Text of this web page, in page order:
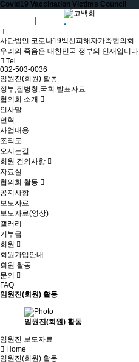
Covid19 Vaccination Victims Council
사단법인 코로나19백신피해자가족협의회
우리의 죽음은 대한민국 정부의 인재입니다
Tel
032-503-0036
임원진(회원) 활동
정부,질병청,국회 발표자료
협의회 소개
인사말
연혁
사업내용
조직도
오시는길
회원 건의사항
자료실
협의회 활동
공지사항
보도자료
보도자료(영상)
갤러리
기부금
회원
회원가입안내
회원 활동
문의
FAQ
임원진(회원) 활동
임원진(회원) 활동
임원진 보도자료
Home
임원진(회원) 활동